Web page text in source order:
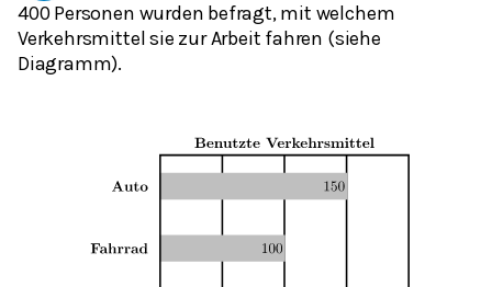
400 Personen wurden befragt, mit welchem
Verkehrsmittel sie zur Arbeit fahren (siehe
Diagramm).